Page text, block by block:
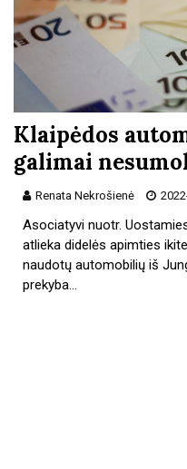
Klaipėdos
galimai
Renata Nekrošienė
Asociatyvi nuotr.
atlieka didelės apimties
naudotų automobilių iš
prekyba…